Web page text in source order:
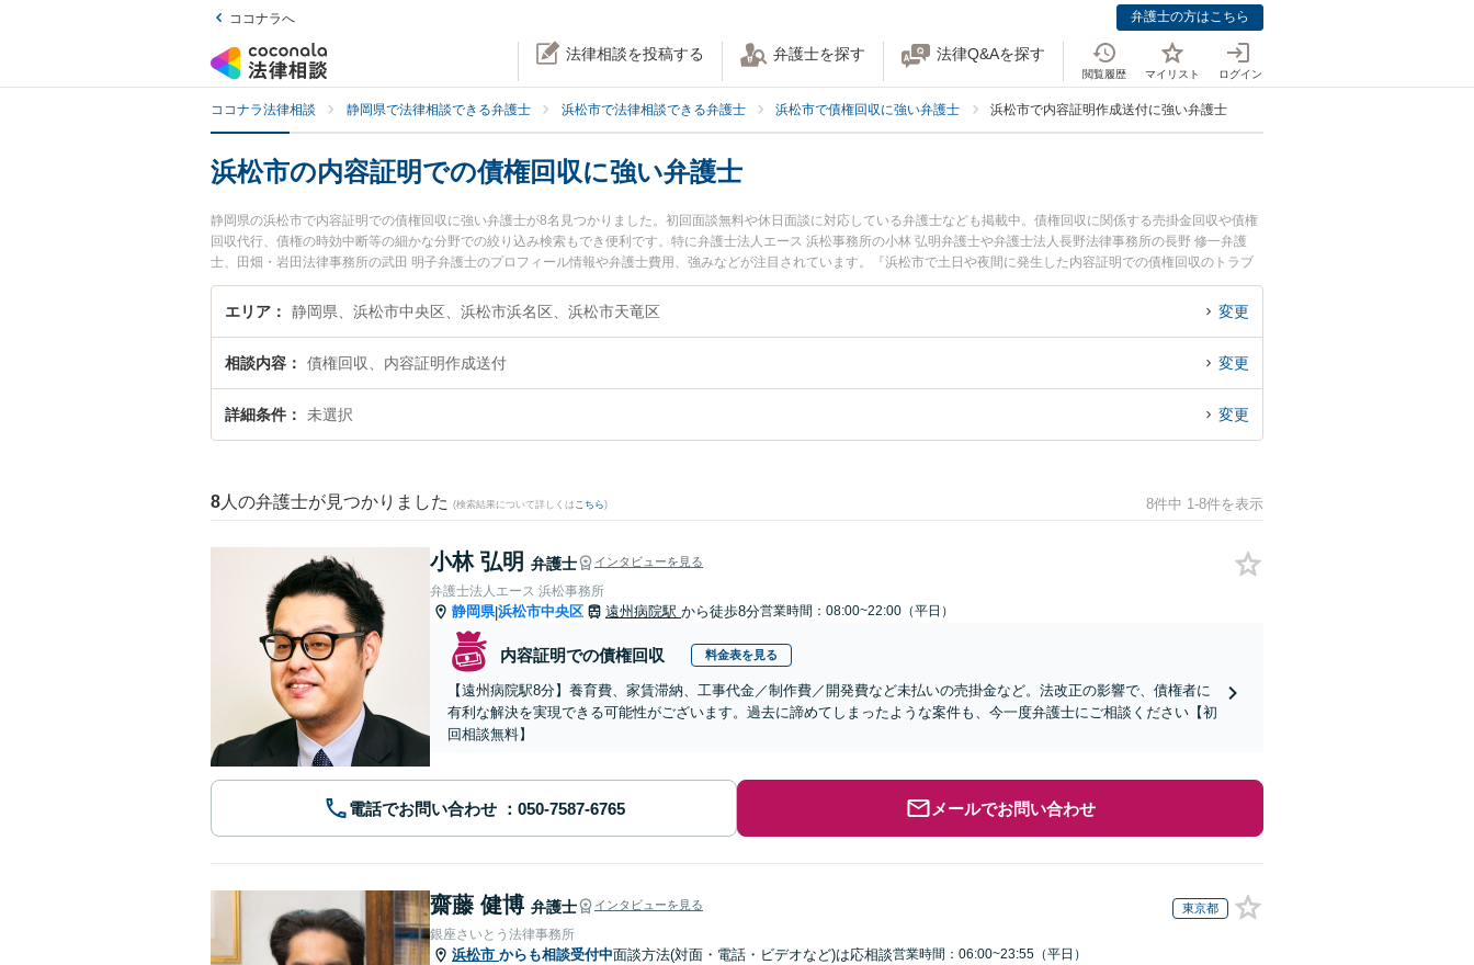
ココナラへ 弁護士の方はこちら
法律相談を投稿する 弁護士を探す 法律Q&Aを探す
閲覧履歴 マイリスト ログイン
ココナラ法律相談 静岡県で法律相談できる弁護士 浜松市で法律相談できる弁護士 浜松市で債権回収に強い弁護士 浜松市で内容証明作成送付に強い弁護士
浜松市の内容証明での債権回収に強い弁護士
静岡県の浜松市で内容証明での債権回収に強い弁護士が8名見つかりました。初回面談無料や休日面談に対応している弁護士なども掲載中。債権回収に関係する売掛金回収や債権
回収代行、債権の時効中断等の細かな分野での絞り込み検索もでき便利です。特に弁護士法人エース 浜松事務所の小林 弘明弁護士や弁護士法人長野法律事務所の長野 修一弁護
士、田畑・岩田法律事務所の武田 明子弁護士のプロフィール情報や弁護士費用、強みなどが注目されています。『浜松市で土日や夜間に発生した内容証明での債権回収のトラブ
ルを今すぐに弁護士に相談したい』『内容証明での債権回収のトラブル解決の実績豊富な近くの弁護士を検索したい』『初回相談無料で内容証明での債権回収を法律相談できる浜
松市内の弁護士に相談予約したい』などでお困りの相談者さんにおすすめです。
エリア 静岡県、浜松市中央区、浜松市浜名区、浜松市天竜区 変更
相談内容 債権回収、内容証明作成送付 変更
詳細条件 未選択 変更
8 人の弁護士が見つかりました (検索結果について詳しくは こちら) 8件中 1-8件を表示
小林 弘明 弁護士 インタビューを見る
弁護士法人エース 浜松事務所
静岡県|浜松市中央区 遠州病院駅 から徒歩8分営業時間：08:00~22:00（平日）
内容証明での債権回収 料金表を見る
【遠州病院駅8分】養育費、家賃滞納、工事代金／制作費／開発費など未払いの売掛金など。法改正の影響で、債権者に
有利な解決を実現できる可能性がございます。過去に諦めてしまったような案件も、今一度弁護士にご相談ください【初
回相談無料】
電話でお問い合わせ メールでお問い合わせ
齋藤 健博 弁護士 インタビューを見る 東京都
銀座さいとう法律事務所
浜松市 からも相談受付中面談方法(対面・電話・ビデオなど)は応相談営業時間：06:00~23:55（平日）